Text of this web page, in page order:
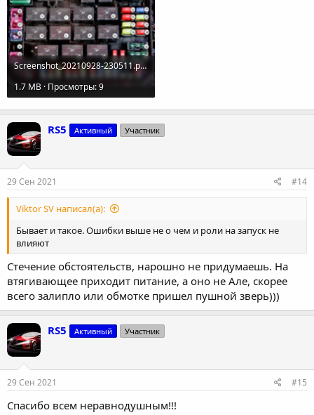
Screenshot_20210928-230511.png
1.7 MB · Просмотры: 9
RS5 Активный Участник
29 Сен 2021 #14
Viktor SV написал(а):
Бывает и такое. Ошибки выше не о чем и роли на запуск не
влияют
Стечение обстоятельств, нарошно не придумаешь. На
втягивающее приходит питание, а оно не Але, скорее
всего залипло или обмотке пришел пушной зверь)))
RS5 Активный Участник
29 Сен 2021 #15
Спасибо всем неравнодушным!!!